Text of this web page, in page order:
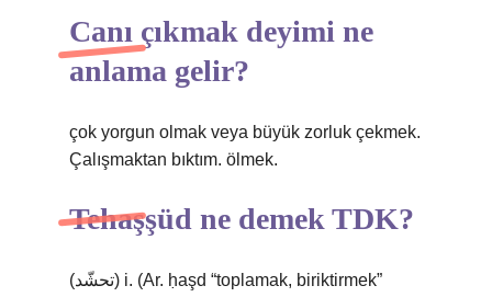
Canı çıkmak deyimi ne
anlama gelir?
çok yorgun olmak veya büyük zorluk çekmek.
Çalışmaktan bıktım. ölmek.
Tehaşşüd ne demek TDK?
(ﺗﺤﺸّﺪ) i. (Ar. ḥaşd “toplamak, biriktirmek”